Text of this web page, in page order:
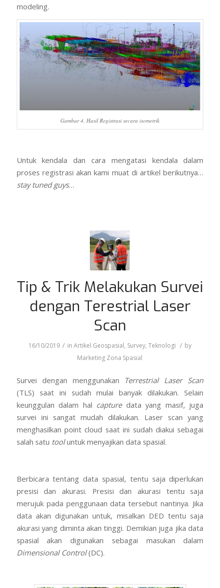
modeling.
Gambar 4. Hasil Registrasi secara isometrik
Untuk kendala dan cara mengatasi kendala dalam
proses registrasi akan kami muat di artikel berikutnya…
stay tuned guys…
Tip & Trik Melakukan Survei
dengan Terestrial Laser
Scan
16/10/2019 / in Artikel Geospasial, Survey, Teknologi / by
Marketing Zona Spasial
Survei dengan menggunakan Terrestrial Laser Scan
(TLS) saat ini sudah mulai banyak dilakukan. Selain
keunggulan dalam hal capturedata yang masif, juga
survei ini sangat mudah dilakukan. Laser scan yang
menghasilkan point cloud saat ini sudah diakui sebagai
salah satu tooluntuk menyajikan data spasial.
Berbicara tentang data spasial, tentu saja diperlukan
presisi dan akurasi. Presisi dan akurasi tentu saja
merujuk pada penggunaan data tersebut nantinya. Jika
data akan digunakan untuk, misalkan DED tentu saja
akurasi yang diminta akan tinggi. Demikian juga jika data
spasial akan digunakan sebagai masukan dalam
Dimensional Control(DC).